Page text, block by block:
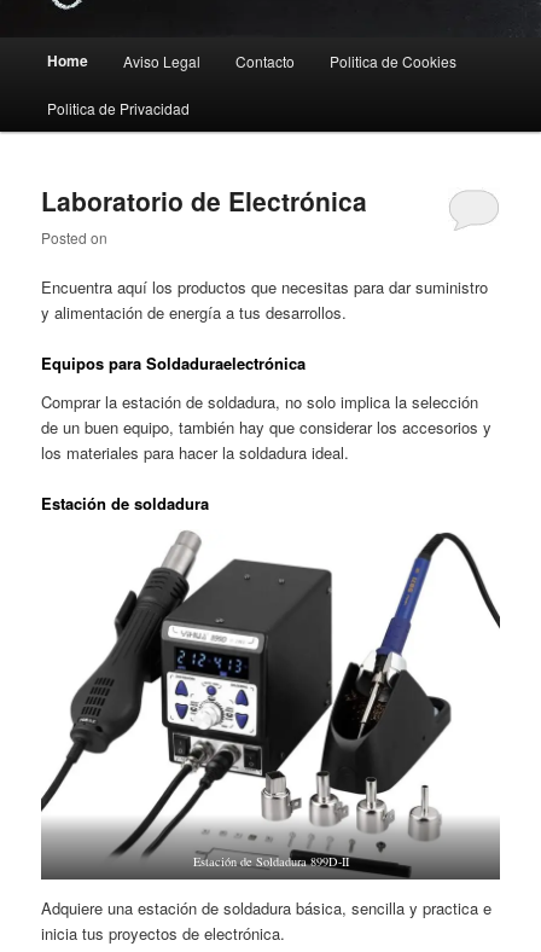
Home Aviso Legal Contacto Politica de Cookies
Politica de Privacidad
Laboratorio de Electrónica
Posted on
Encuentra aquí los productos que necesitas para dar suministro
y alimentación de energía a tus desarrollos.
Equipos para Soldaduraelectrónica
Comprar la estación de soldadura, no solo implica la selección
de un buen equipo, también hay que considerar los accesorios y
los materiales para hacer la soldadura ideal.
Estación de soldadura
Estación de Soldadura 899D-II
Adquiere una estación de soldadura básica, sencilla y practica e
inicia tus proyectos de electrónica.